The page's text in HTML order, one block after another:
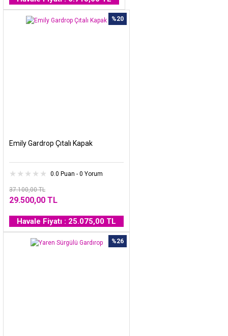
%20
Emily Gardrop Çıtalı Kapak
0.0 Puan - 0 Yorum
37.100,00 TL
29.500,00 TL
Havale Fiyatı : 25.075,00 TL
%26